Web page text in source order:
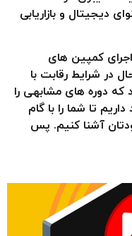
دیجیتال و بازاریابی
اجرای کمپین های
در شرایط رقابت با
دوره های مشابهی را
تا شما را با گام
آشنا کنیم. پس